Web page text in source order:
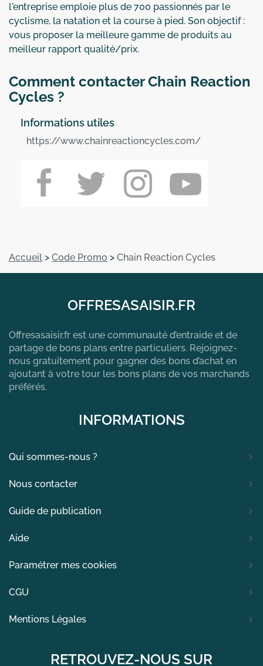
l'entreprise emploie plus de 700 passionnés par le
cyclisme, la natation et la course à pied. Son objectif :
vous proposer la meilleure gamme de produits au
meilleur rapport qualité/prix.
Comment contacter Chain Reaction
Cycles ?
Informations utiles
https://www.chainreactioncycles.com/
Accueil > Code Promo > Chain Reaction Cycles
OFFRESASAISIR.FR
Offresasaisir.fr est une communauté d’entraide et de
partage de bons plans entre particuliers. Rejoignez-
nous gratuitement pour gagner des bons d’achat en
ajoutant à votre tour les bons plans de vos marchands
préférés.
INFORMATIONS
Qui sommes-nous ?
Nous contacter
Guide de publication
Aide
Paramétrer mes cookies
CGU
Mentions Légales
RETROUVEZ-NOUS SUR